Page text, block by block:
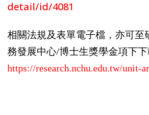
detail/id/4081
相關法規及表單電子檔，亦可至
務發展中心/博士生獎學金項下下
https://research.nchu.edu.tw/unit-